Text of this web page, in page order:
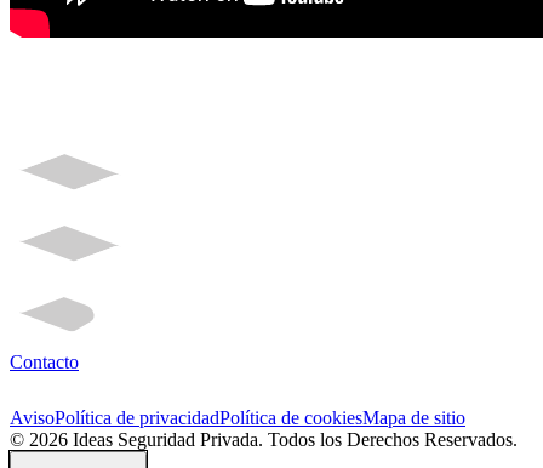
Contacto
AvisoPolítica de privacidadPolítica de cookiesMapa de sitio
© 2026 Ideas Seguridad Privada. Todos los Derechos Reservados.